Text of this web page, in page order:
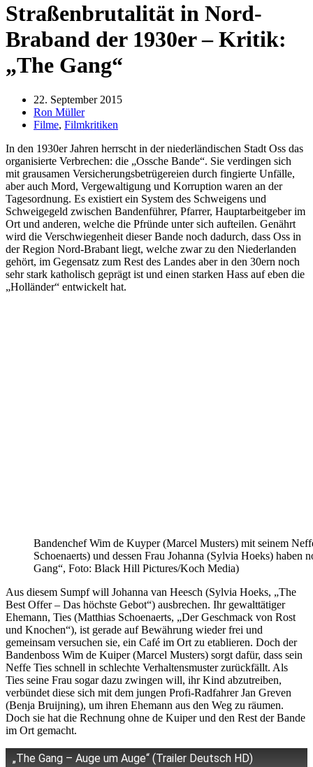
Straßenbrutalität in Nord-
Braband der 1930er – Kritik:
„The Gang“
22. September 2015
Ron Müller
Filme, Filmkritiken
In den 1930er Jahren herrscht in der niederländischen Stadt Oss das
organisierte Verbrechen: die „Ossche Bande“. Sie verdingen sich
mit grausamen Versicherungsbetrügereien durch fingierte Unfälle,
aber auch Mord, Vergewaltigung und Korruption waren an der
Tagesordnung. Es existiert ein System des Schweigens und
Schweigegeld zwischen Bandenführer, Pfarrer, Hauptarbeitgeber im
Ort und anderen, welche die Pfründe unter sich aufteilen. Genährt
wird die Verschwiegenheit dieser Bande noch dadurch, dass Oss in
der Region Nord-Brabant liegt, welche zwar zu den Niederlanden
gehört, im Gegensatz zum Rest des Landes aber in den 30ern noch
sehr stark katholisch geprägt ist und einen starken Hass auf eben die
„Holländer“ entwickelt hat.
Bandenchef Wim de Kuyper (Marcel Musters) mit seinem
Schoenaerts) und dessen Frau Johanna (Sylvia Hoeks) haben
Gang“, Foto: Black Hill Pictures/Koch Media)
Aus diesem Sumpf will Johanna van Heesch (Sylvia Hoeks, „The
Best Offer – Das höchste Gebot“) ausbrechen. Ihr gewalttätiger
Ehemann, Ties (Matthias Schoenaerts, „Der Geschmack von Rost
und Knochen“), ist gerade auf Bewährung wieder frei und
gemeinsam versuchen sie, ein Café im Ort zu etablieren. Doch der
Bandenboss Wim de Kuiper (Marcel Musters) sorgt dafür, dass sein
Neffe Ties schnell in schlechte Verhaltensmuster zurückfällt. Als
Ties seine Frau sogar dazu zwingen will, ihr Kind abzutreiben,
verbündet diese sich mit dem jungen Profi-Radfahrer Jan Greven
(Benja Bruijning), um ihren Ehemann aus den Weg zu räumen.
Doch sie hat die Rechnung ohne de Kuiper und den Rest der Bande
im Ort gemacht.
„The Gang – Auge um Auge“ (Trailer Deutsch HD)